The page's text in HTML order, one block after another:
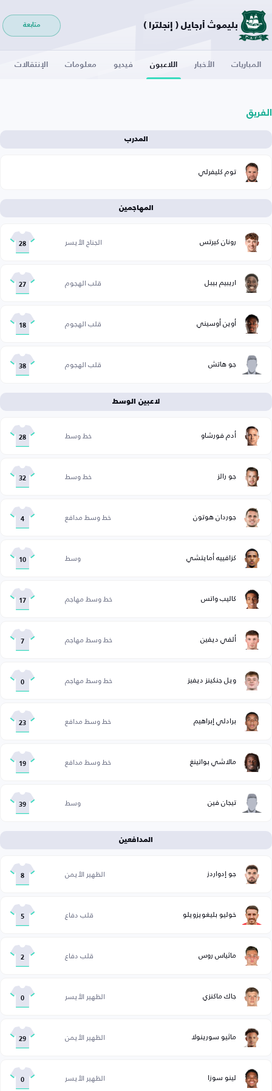
بليموث أرجايل ( إنجلترا ) متابعة
المباريات الأخبار اللاعبون فيديو معلومات الإنتقالات
الفريق
المدرب
توم كليفرلي
المهاجمين
رونان كيرتس الجناح الأيسر 28
اريبيم بيبل قلب الهجوم 27
أوين أوسيني قلب الهجوم 18
جو هاتش قلب الهجوم 38
لاعبين الوسط
أدم فورشاو خط وسط 28
جو رالز خط وسط 32
جوردان هوتون خط وسط مدافع 4
كزافييه أمايتشي وسط 10
كاليب واتس خط وسط مهاجم 17
ألفي ديفين خط وسط مهاجم 7
ويل جنكينز ديفيز خط وسط مهاجم 0
برادلي إبراهيم خط وسط مدافع 23
مالاشي بواتينغ خط وسط مدافع 19
تيجان فين وسط 39
المدافعين
جو إدواردز الظهير الأيمن 8
خوليو بليغويزويلو قلب دفاع 5
ماثياس روس قلب دفاع 2
جاك ماكنزي الظهير الأيسر 0
ماثيو سورينولا الظهير الأيمن 29
لينو سوزا الظهير الأيسر 0